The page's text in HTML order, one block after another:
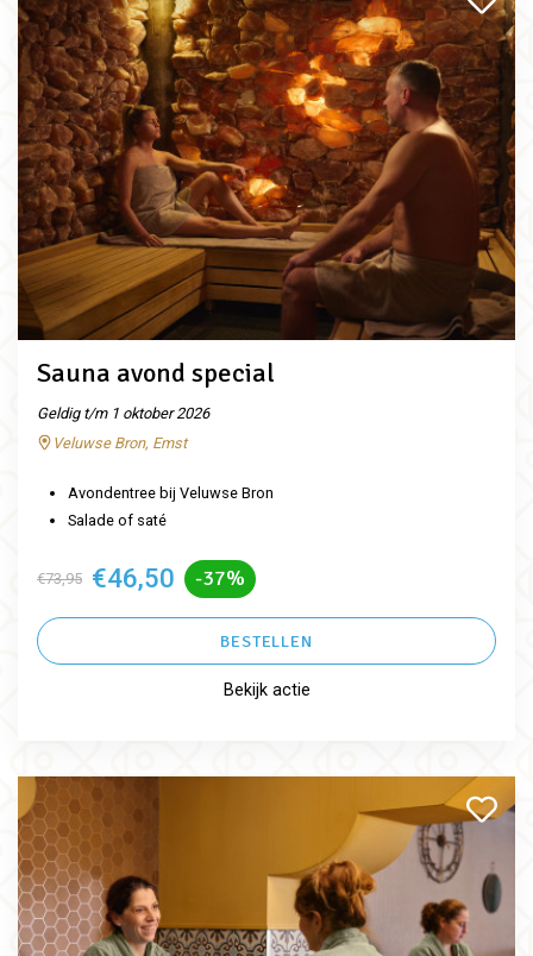
Sauna avond special
Geldig t/m 1 oktober 2026
Veluwse Bron, Emst
Avondentree bij Veluwse Bron
Salade of saté
€73,95 €46,50 -37%
BESTELLEN
Bekijk actie